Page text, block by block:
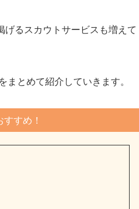
るスカウトサービスも増えて
とめて紹介していきます。
すめ！